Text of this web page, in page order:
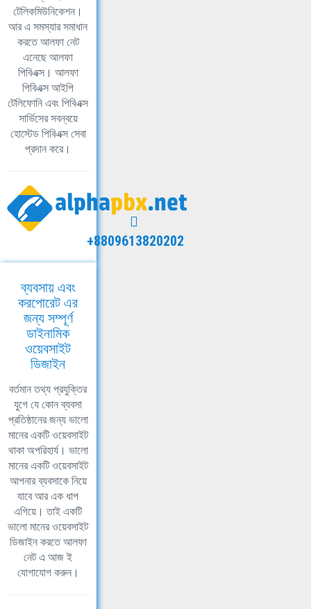
টেলিকমিউনিকেশন।
আর এ সমস্যার সমাধান
করতে আলফা নেট
এনেছে আলফা
পিবিএক্স। আলফা
পিবিএক্স আইপি
টেলিফোনি এবং পিবিএক্স
সার্ভিসের সবন্বয়ে
হোস্টেড পিবিএক্স সেবা
প্রদান করে।
+8809613820202
ব্যবসায় এবং
করপোরেট এর
জন্য সম্পূর্ণ
ডাইনামিক
ওয়েবসাইট
ডিজাইন
বর্তমান তথ্য প্রযুক্তির
যুগে যে কোন ব্যবসা
প্রতিষ্ঠানের জন্য ভালো
মানের একটি ওয়েবসাইট
থাকা অপরিহার্য। ভালো
মানের একটি ওয়েবসাইট
আপনার ব্যবসাকে নিয়ে
যাবে আর এক ধাপ
এগিয়ে। তাই একটি
ভালো মানের ওয়েবসাইট
ডিজাইন করতে আলফা
নেট এ আজ ই
যোগাযোগ করুন।